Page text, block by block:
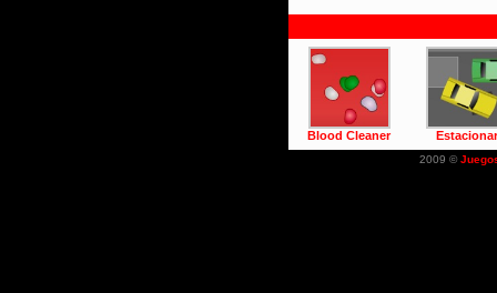
Blood Cleaner Estacionar
2009 ©